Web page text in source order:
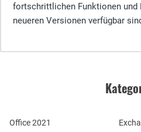
fortschrittlichen Funktionen und
neueren Versionen verfügbar
Office 2021